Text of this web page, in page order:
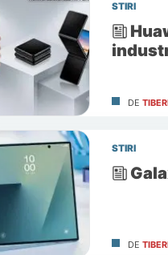
STIRI
DE
STIRI
DE